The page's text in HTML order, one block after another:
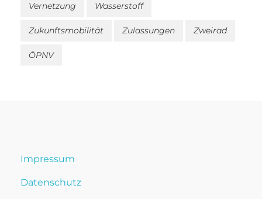
Vernetzung Wasserstoff
Zukunftsmobilität Zulassungen Zweirad
ÖPNV
Impressum
Datenschutz